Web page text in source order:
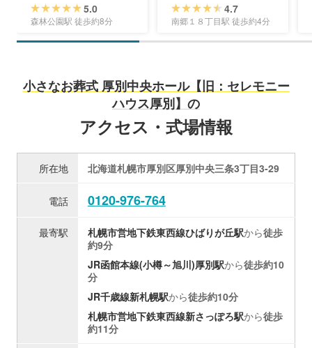
5.0
森林公園駅 徒歩約8分
4.7
南郷１８丁目駅 徒歩約4分
小さなお葬式 厚別中央ホール【旧：セレモニー
ハウス厚別】の
アクセス・式場情報
所在地 北海道札幌市厚別区厚別中央三条3丁目3-29
電話 0120-976-764
最寄駅 札幌市営地下鉄東西線ひばりが丘駅から徒歩
約9分
JR函館本線(小樽～旭川)厚別駅から徒歩約10
分
JR千歳線新札幌駅から徒歩約10分
札幌市営地下鉄東西線新さっぽろ駅から徒歩
約11分